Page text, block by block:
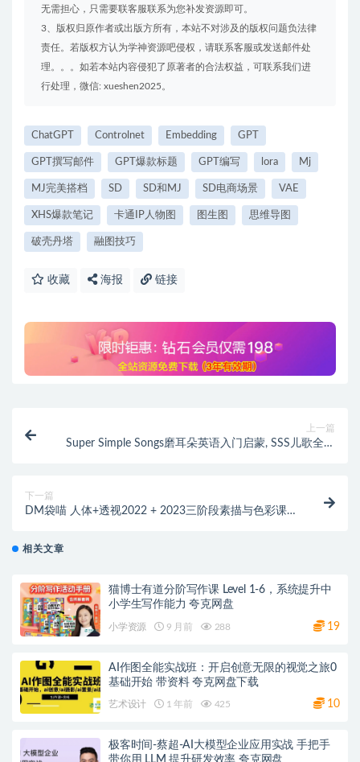
无需担心，只需要联客服联系为您补发资源即可。
3、版权归原作者或出版方所有，本站不对涉及的版权问题负法律
责任。若版权方认为学神资源吧侵权，请联系客服或发送邮件处
理。。。如若本站内容侵犯了原著者的合法权益，可联系我们进
行处理，微信: xueshen2025。
ChatGPT Controlnet Embedding GPT
GPT撰写邮件 GPT爆款标题 GPT编写 lora Mj
MJ完美搭档 SD SD和MJ SD电商场景 VAE
XHS爆款笔记 卡通IP人物图 图生图 思维导图
破壳丹塔 融图技巧
收藏 海报 链接
上一篇
Super Simple Songs磨耳朵英语入门启蒙, SSS儿歌全系
下一篇
DM袋喵 人体+透视2022 + 2023三阶段素描与色彩课原
相关文章
猫博士有道分阶写作课 Level 1-6，系统提升中
小学生写作能力 夸克网盘
小学资源 9 月前 288 19
AI作图全能实战班：开启创意无限的视觉之旅0
基础开始 带资料 夸克网盘下载
艺术设计 1 年前 425 10
极客时间-蔡超-AI大模型企业应用实战 手把手